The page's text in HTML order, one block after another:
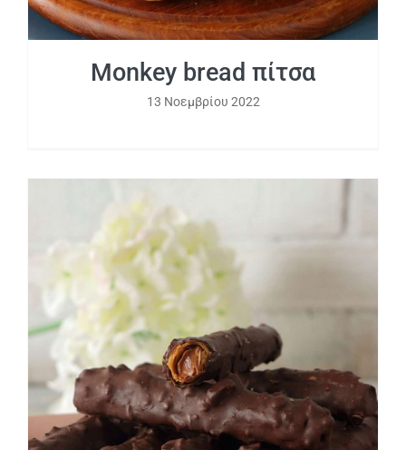
Monkey bread πίτσα
13 Νοεμβρίου 2022
Σοκολατένια πουράκια με πραλίνα
φουντουκιού